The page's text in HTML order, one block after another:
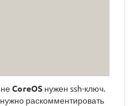
CoreOS нужен ssh-ключ.
нужно раскомментировать